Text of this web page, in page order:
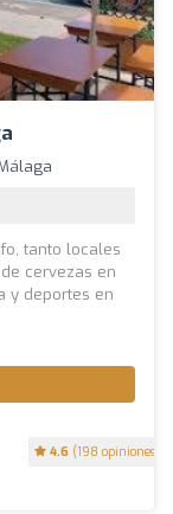
4.6 (198 opiniones)
tanto locales
cervezas en
y deportes en